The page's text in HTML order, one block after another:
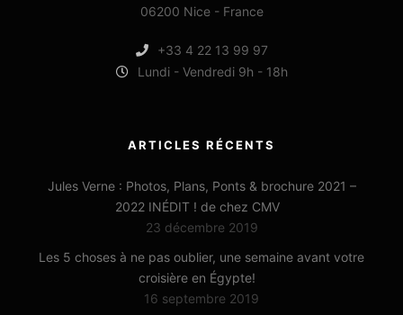
06200 Nice - France
+33 4 22 13 99 97
Lundi - Vendredi 9h - 18h
ARTICLES RÉCENTS
Jules Verne : Photos, Plans, Ponts & brochure 2021 –
2022 INÉDIT ! de chez CMV
23 décembre 2019
Les 5 choses à ne pas oublier, une semaine avant votre
croisière en Égypte!
16 septembre 2019